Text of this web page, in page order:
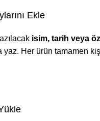
Ekle
isim, tarih veya
yaz. Her ürün tamamen